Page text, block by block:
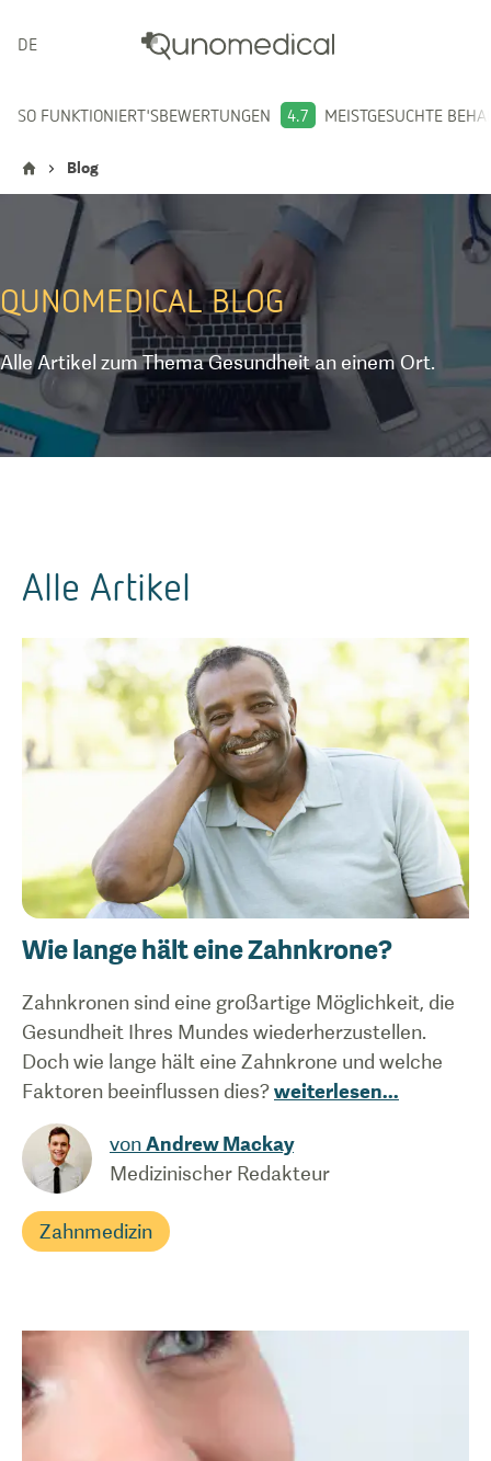
DEUTSCH
SO FUNKTIONIERT'SBEWERTUNGEN 4.7 MEISTGESUCHTE
Blog
QUNOMEDICAL BLOG
Alle Artikel zum Thema Gesundheit an einem Ort.
Alle Artikel
Wie lange hält eine Zahnkrone?
Zahnkronen sind eine großartige Möglichkeit, die
Gesundheit Ihres Mundes wiederherzustellen.
Doch wie lange hält eine Zahnkrone und welche
Faktoren beeinflussen dies?weiterlesen...
vonAndrew Mackay
Medizinischer Redakteur
Zahnmedizin